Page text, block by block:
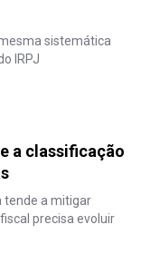
sistemática
IRPJ
a classificação
tende a mitigar
precisa evoluir